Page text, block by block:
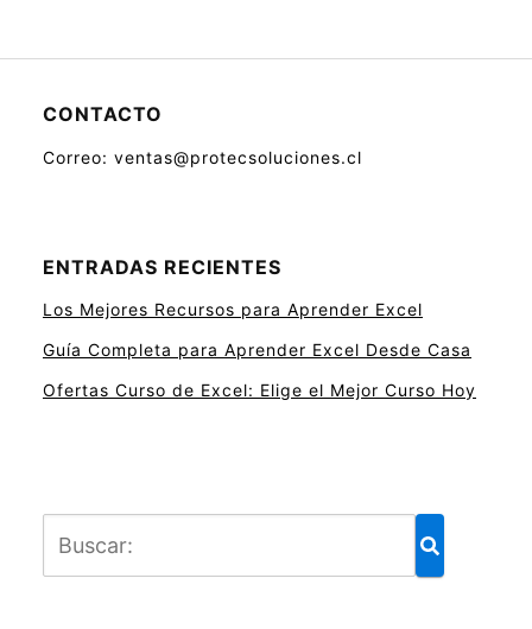
CONTACTO
Correo: ventas@protecsoluciones.cl
ENTRADAS RECIENTES
Los Mejores Recursos para Aprender Excel
Guía Completa para Aprender Excel Desde Casa
Ofertas Curso de Excel: Elige el Mejor Curso Hoy